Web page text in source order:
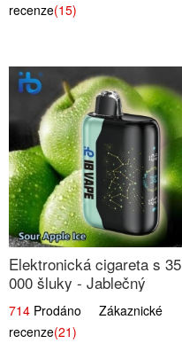
recenze(15)
Elektronická cigareta s 35
000 šluky - Jablečný
kyselý led
714 Prodáno Zákaznické
recenze(21)